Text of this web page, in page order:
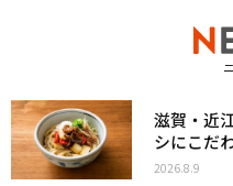
滋賀・近
シにこだ
2026.8.9